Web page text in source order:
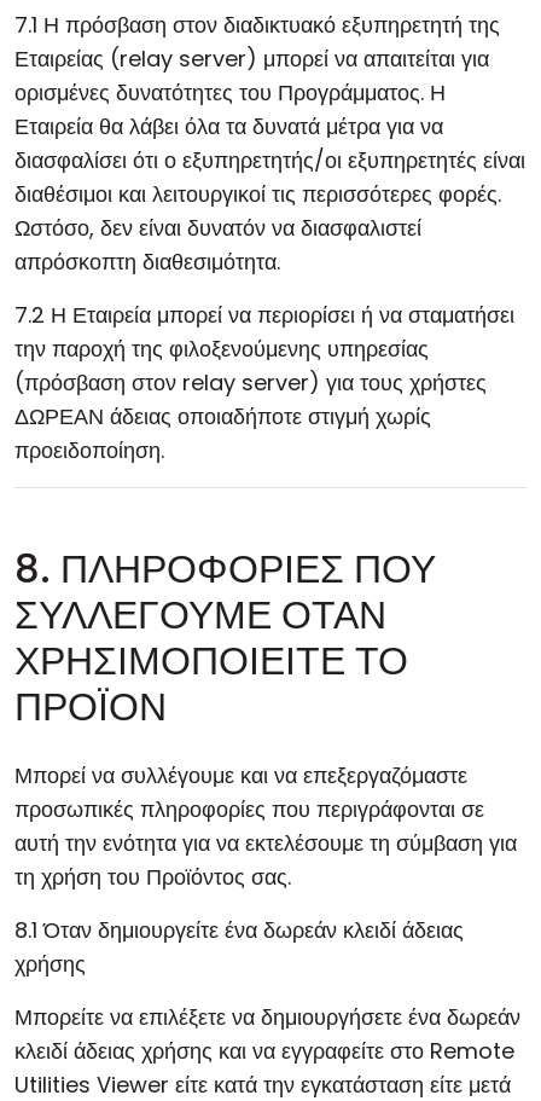
7.1 Η πρόσβαση στον διαδικτυακό εξυπηρετητή της
Εταιρείας (relay server) μπορεί να απαιτείται για
ορισμένες δυνατότητες του Προγράμματος. Η
Εταιρεία θα λάβει όλα τα δυνατά μέτρα για να
διασφαλίσει ότι ο εξυπηρετητής/οι εξυπηρετητές είναι
διαθέσιμοι και λειτουργικοί τις περισσότερες φορές.
Ωστόσο, δεν είναι δυνατόν να διασφαλιστεί
απρόσκοπτη διαθεσιμότητα.
7.2 Η Εταιρεία μπορεί να περιορίσει ή να σταματήσει
την παροχή της φιλοξενούμενης υπηρεσίας
(πρόσβαση στον relay server) για τους χρήστες
ΔΩΡΕΑΝ άδειας οποιαδήποτε στιγμή χωρίς
προειδοποίηση.
8. ΠΛΗΡΟΦΟΡΙΕΣ ΠΟΥ
ΣΥΛΛΕΓΟΥΜΕ ΟΤΑΝ
ΧΡΗΣΙΜΟΠΟΙΕΙΤΕ ΤΟ
ΠΡΟΪΟΝ
Μπορεί να συλλέγουμε και να επεξεργαζόμαστε
προσωπικές πληροφορίες που περιγράφονται σε
αυτή την ενότητα για να εκτελέσουμε τη σύμβαση για
τη χρήση του Προϊόντος σας.
8.1 Όταν δημιουργείτε ένα δωρεάν κλειδί άδειας
χρήσης
Μπορείτε να επιλέξετε να δημιουργήσετε ένα δωρεάν
κλειδί άδειας χρήσης και να εγγραφείτε στο Remote
Utilities Viewer είτε κατά την εγκατάσταση είτε μετά